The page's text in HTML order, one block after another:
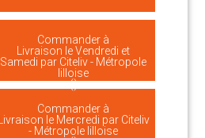
Commander à
Livraison le Vendredi et
Samedi par Citeliv - Métropole
lilloise
()
Commander à
Livraison le Mercredi par Citeliv
- Métropole lilloise